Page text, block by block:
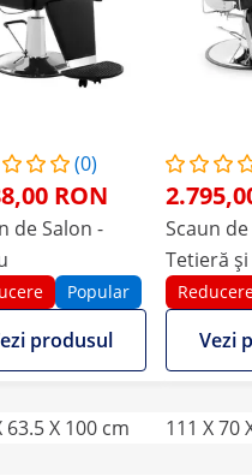
(0)
RON
de Salon -
Popular
produsul
Scaun
Tetieră
pentru
Suport
picioare
negru
Vezi
63.5 X 100 cm
111 X 70